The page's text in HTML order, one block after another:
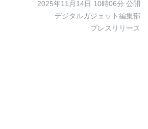
2025年11月14日 10時06分 公開
デジタルガジェット編集部
プレスリリース